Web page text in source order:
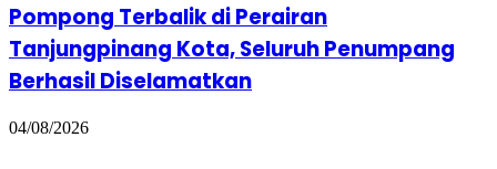
Pompong Terbalik di Perairan
Tanjungpinang Kota, Seluruh Penumpang
Berhasil Diselamatkan
04/08/2026